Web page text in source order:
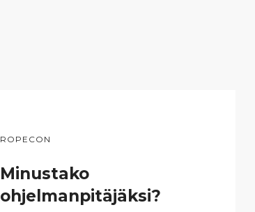
ROPECON
Minustako
ohjelmanpitäjäksi?